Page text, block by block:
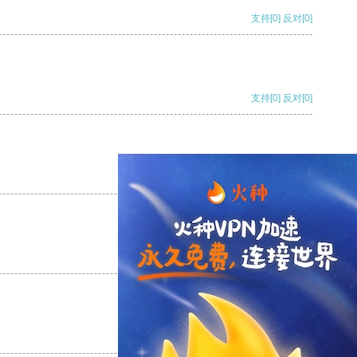
支持[0] 反对[0]
支持[0] 反对[0]
支持 [0] 反对[0]
支持[0] 反对